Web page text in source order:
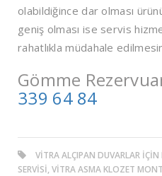
olabildiğince dar olması
geniş olması ise servis
rahatlıkla müdahale
Gömme
339 64 84
VITRA ALÇIPAN DUVARLAR
SERVISI, VITRA ASMA KLOZET